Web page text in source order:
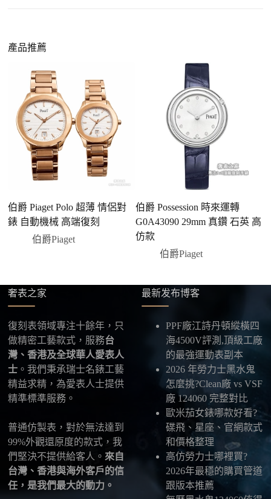
請先透過網站上的聯繫方式與我們取得聯繫，將您感
們會先幫您確認版本與實際價格。
二、確認款式與價格
客服會與您確認品牌、尺寸、顏色、配件等細節，如
有現貨會直接幫您預留；若需要排單，我們也會事先
說明大約出貨時間。
三、安排付款方式
您可以選擇先付少量訂金預留貨品，餘款在出貨
前或收到實拍照片後再支付；也可以一次性全額
付款，我們會在原有價格基礎上盡量幫您爭取更
優惠的方案。部分地區可協助安排較安全的到付
方式，具體以當下說明為準。
發給我們，我們會為您選擇合適的物流公司，全程提
供最新物流資訊與查件連結。
五、海外寄送說明
本店支援寄送至香港、澳門、台灣、欧美以及其他海
外地區，運費會依照目的地與物流方案另行報價，客
服在出貨前會跟您確認清楚。
最後：喜歡就別拖太久，有些熱門款現貨數量有
限，早一步確認，就能早一點戴上喜歡的腕錶。
合日常通勤與旅行佩戴。
產品推薦
伯爵 Piaget Polo 超薄 情侶對
錶 自動機械 高端復刻
伯爵Piaget
伯爵 Possession 時來運轉
G0A43090 29mm 真鑽 石英 高
仿款
伯爵Piaget
奢表之家
復刻表領域專注十餘年，只
做精密工藝款式，服務台
灣、香港及全球華人愛表人
士 。我們秉承瑞士名錶工藝
精益求精，為愛表人士提供
精準標準服務。
普通仿製表，對於無法達到
99%外觀還原度的款式，我
們堅決不提供給客人。 來自
台灣、香港與海外客戶的信
任，是我們最大的動力。
最新发布博客
PPF廠江詩丹頓縱橫四
海4500V評測,頂級工廠
的最強運動表副本
2026 年勞力士黑水鬼
怎麼挑?Clean廠 vs VSF
廠 124060 完整對比
歐米茄女錶哪款好看?
碟飛、星座、官網款式
和價格整理
高仿勞力士哪裡買?
2026年最穩的購買管道
跟版本推薦